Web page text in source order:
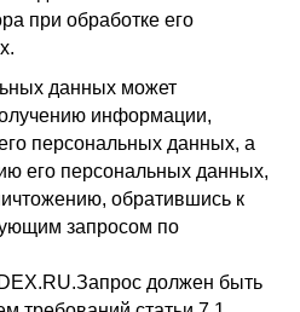
при обработке его
данных может
информации,
персональных данных, а
его персональных данных,
обратившись к
запросом по
должен быть